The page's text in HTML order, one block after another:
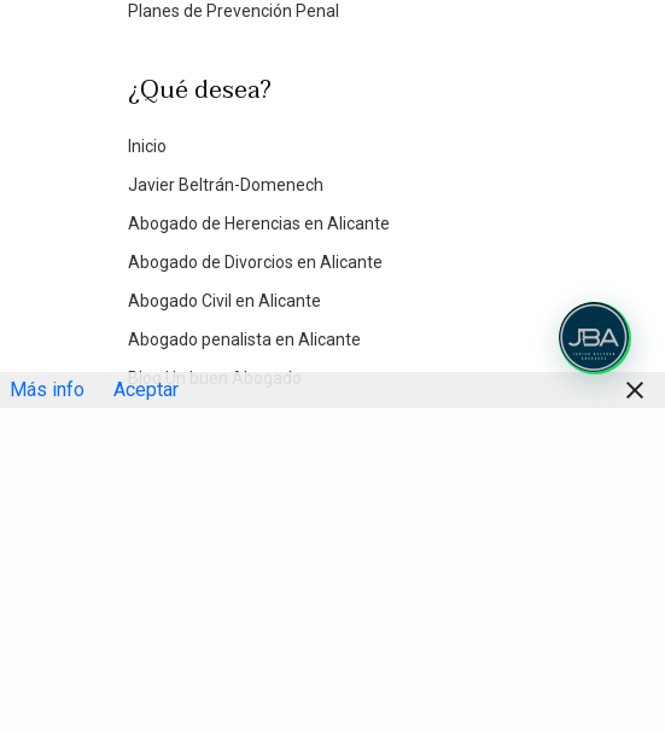
Planes de Prevención Penal
¿Qué desea?
Inicio
Javier Beltrán-Domenech
Abogado de Herencias en Alicante
Abogado de Divorcios en Alicante
Abogado Civil en Alicante
Abogado penalista en Alicante
Blog Un buen Abogado
Más info Aceptar